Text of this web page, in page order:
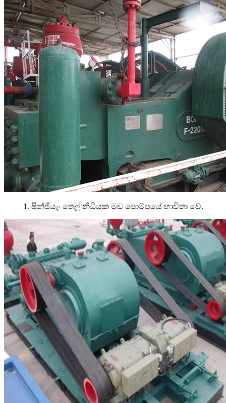
1. ෂින්ජියැං තෙල් නිධියක මඩ පොම්පයේ භාවිතා වේ.